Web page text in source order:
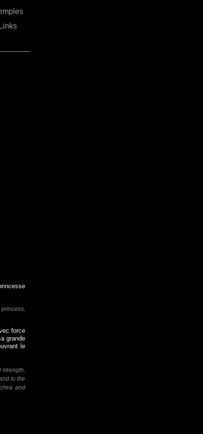
force
grande
le
strength,
to the
and